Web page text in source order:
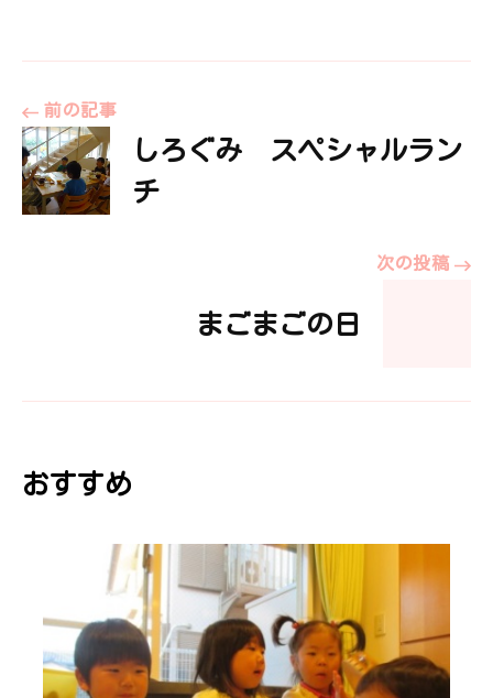
投
稿
ゲ
ー
ン
前の記事
しろぐみ スペシャルラン
チ
次の投稿
まごまごの日
おすすめ